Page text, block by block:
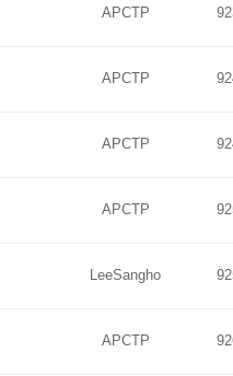
APCTP
APCTP
APCTP
APCTP
LeeSangho
APCTP